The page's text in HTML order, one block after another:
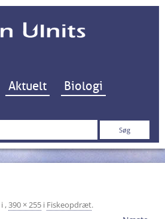
Hop til indhold
Aktuelt Biologi
i ,390 × 255 i Fiskeopdræt.